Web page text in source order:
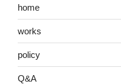
home
works
policy
Q&A